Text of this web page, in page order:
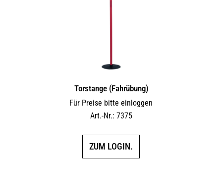
Torstange (Fahrübung)
Für Preise bitte einloggen
Art.-Nr.: 7375
ZUM LOGIN.